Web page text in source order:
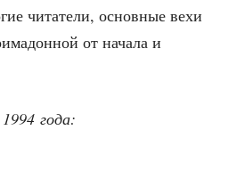
чита­те­ли, основ­ные вехи
от нача­ла и
года: